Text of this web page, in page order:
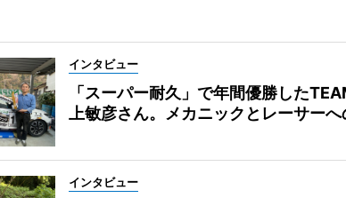
インタビュー
「スーパー耐久」で年間優勝した
上敏彦さん。メカニックとレーサー
インタビュー